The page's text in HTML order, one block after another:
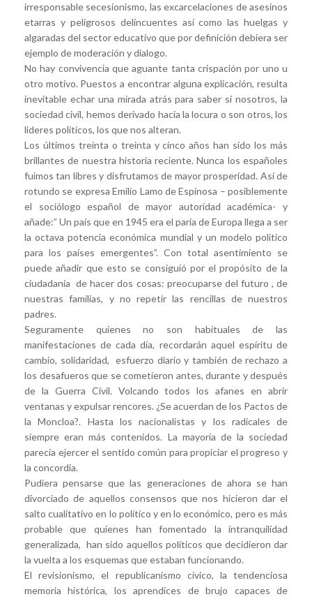
irresponsable secesionismo, las excarcelaciones de asesinos
etarras y peligrosos delincuentes así como las huelgas y
algaradas del sector educativo que por definición debiera ser
ejemplo de moderación y dialogo.
No hay convivencia que aguante tanta crispación por uno u
otro motivo. Puestos a encontrar alguna explicación, resulta
inevitable echar una mirada atrás para saber si nosotros, la
sociedad civil, hemos derivado hacia la locura o son otros, los
lideres políticos, los que nos alteran.
Los últimos treinta o treinta y cinco años han sido los más
brillantes de nuestra historia reciente. Nunca los españoles
fuimos tan libres y disfrutamos de mayor prosperidad. Así de
rotundo se expresa Emilio Lamo de Espinosa – posiblemente
el sociólogo español de mayor autoridad académica- y
añade:” Un país que en 1945 era el paria de Europa llega a ser
la octava potencia económica mundial y un modelo político
para los países emergentes”. Con total asentimiento se
puede añadir que esto se consiguió por el propósito de la
ciudadanía de hacer dos cosas: preocuparse del futuro , de
nuestras familias, y no repetir las rencillas de nuestros
padres.
Seguramente quienes no son habituales de las
manifestaciones de cada día, recordarán aquel espíritu de
cambio, solidaridad, esfuerzo diario y también de rechazo a
los desafueros que se cometieron antes, durante y después
de la Guerra Civil. Volcando todos los afanes en abrir
ventanas y expulsar rencores. ¿Se acuerdan de los Pactos de
la Moncloa?. Hasta los nacionalistas y los radicales de
siempre eran más contenidos. La mayoría de la sociedad
parecía ejercer el sentido común para propiciar el progreso y
la concordia.
Pudiera pensarse que las generaciones de ahora se han
divorciado de aquellos consensos que nos hicieron dar el
salto cualitativo en lo político y en lo económico, pero es más
probable que quienes han fomentado la intranquilidad
generalizada, han sido aquellos políticos que decidieron dar
la vuelta a los esquemas que estaban funcionando.
El revisionismo, el republicanismo cívico, la tendenciosa
memoria histórica, los aprendices de brujo capaces de